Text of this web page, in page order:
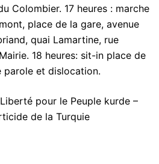
Colombier. 17 heures : marche
place de la gare, avenue
quai Lamartine, rue
18 heures: sit-in place de
parole et dislocation.
pour le Peuple kurde –
de la Turquie